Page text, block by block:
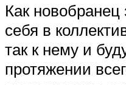
Как новобранец
себя в
так к нему и
протяжении